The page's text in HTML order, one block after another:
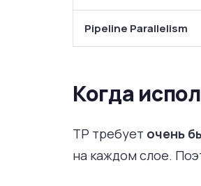
Pipeline Parallelism
Когда
TP требует очень
на каждом слое.